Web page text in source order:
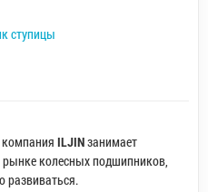
ступицы
компания ILJINзанимает
колесных подшипников,
развиваться.